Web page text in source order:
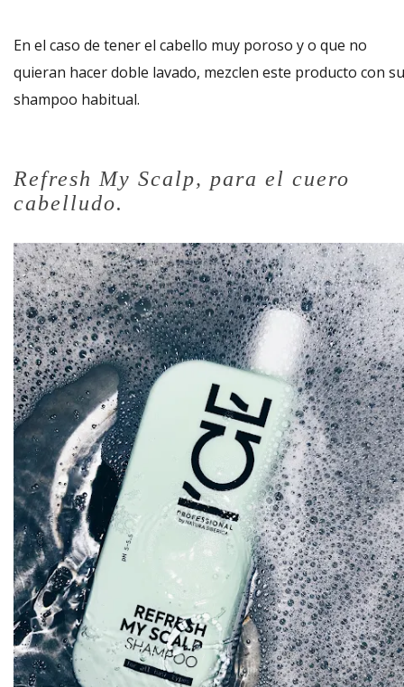
En el caso de tener el cabello muy poroso y o que no
quieran hacer doble lavado, mezclen este producto con su
shampoo habitual.
Refresh My Scalp, para el cuero
cabelludo.